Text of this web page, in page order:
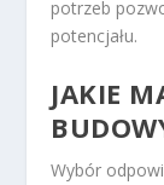
potrzeb
potencjału.
JAKIE
Wybór